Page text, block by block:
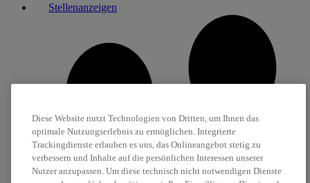
Stellenanzeigen
Diese Website nutzt Technologien von Dritten, um Ihnen das
optimale Nutzungserlebnis zu ermöglichen. Integrierte
Trackingdienste erlauben es uns, das Onlineangebot stetig zu
verbessern und Inhalte auf die persönlichen Interessen unserer
Nutzer anzupassen. Um diese technisch nicht notwendigen Dienste